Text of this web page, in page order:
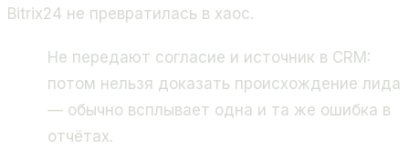
Bitrix24 не превратилась в хаос.
Не передают согласие и источник в CRM:
потом нельзя доказать происхождение лида
— обычно всплывает одна и та же ошибка в
отчётах.